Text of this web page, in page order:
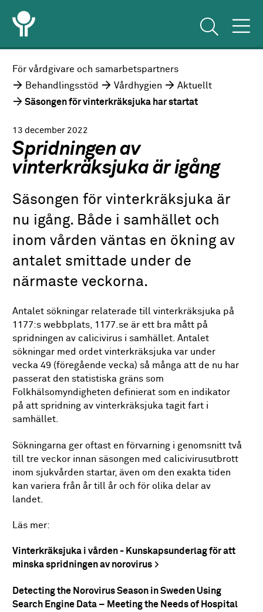
För vårdgivare och samarbetspartners
Behandlingsstöd
Vårdhygien
Aktuellt
Säsongen för vinterkräksjuka har startat
13 december 2022
Spridningen av
vinterkräksjuka är igång
Säsongen för vinterkräksjuka är
nu igång. Både i samhället och
inom vården väntas en ökning av
antalet smittade under de
närmaste veckorna.
Antalet sökningar relaterade till vinterkräksjuka på
1177:s webbplats, 1177.se är ett bra mått på
spridningen av calicivirus i samhället. Antalet
sökningar med ordet vinterkräksjuka var under
vecka 49 (föregående vecka) så många att de nu har
passerat den statistiska gräns som
Folkhälsomyndigheten definierat som en indikator
på att spridning av vinterkräksjuka tagit fart i
samhället.
Sökningarna ger oftast en förvarning i genomsnitt två
till tre veckor innan säsongen med calicivirusutbrott
inom sjukvården startar, även om den exakta tiden
kan variera från år till år och för olika delar av
landet.
Läs mer:
Vinterkräksjuka i vården - Kunskapsunderlag för att
minska spridningen av norovirus
Detecting the Norovirus Season in Sweden Using
Search Engine Data – Meeting the Needs of Hospital